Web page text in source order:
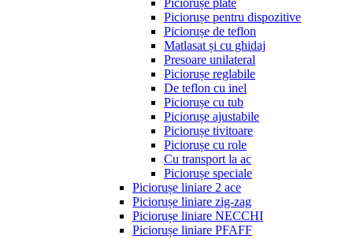
Piciorușe plate
Piciorușe pentru dispozitive
Piciorușe de teflon
Matlasat și cu ghidaj
Presoare unilateral
Piciorușe reglabile
De teflon cu inel
Piciorușe cu tub
Piciorușe ajustabile
Piciorușe tivitoare
Piciorușe cu role
Cu transport la ac
Piciorușe speciale
Piciorușe liniare 2 ace
Piciorușe liniare zig-zag
Piciorușe liniare NECCHI
Piciorușe liniare PFAFF